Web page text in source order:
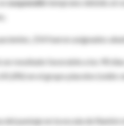
suspendiótemprano debido al
254 fueron asignados
un resultado favorable a los 90
en el grupo placebo (odds
del puntaje en la escala de